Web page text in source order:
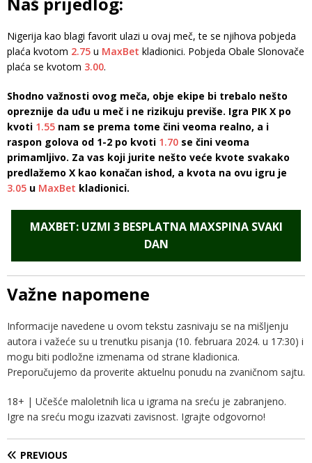
Nigerija kao blagi favorit ulazi u ovaj meč, te se njihova pobjeda
plaća kvotom 2.75 u MaxBet kladionici. Pobjeda Obale Slonovače
plaća se kvotom 3.00.
Shodno važnosti ovog meča, obje ekipe bi trebalo nešto
opreznije da uđu u meč i ne rizikuju previše. Igra PIK X po
kvoti 1.55 nam se prema tome čini veoma realno, a i
raspon golova od 1-2 po kvoti 1.70 se čini veoma
primamljivo. Za vas koji jurite nešto veće kvote svakako
predlažemo X kao konačan ishod, a kvota na ovu igru je
3.05 u MaxBet kladionici.
MAXBET: UZMI 3 BESPLATNA MAXSPINA SVAKI
DAN
Važne napomene
Informacije navedene u ovom tekstu zasnivaju se na mišljenju
autora i važeće su u trenutku pisanja (10. februara 2024. u 17:30) i
mogu biti podložne izmenama od strane kladionica.
Preporučujemo da proverite aktuelnu ponudu na zvaničnom sajtu.
18+ | Učešće maloletnih lica u igrama na sreću je zabranjeno.
Igre na sreću mogu izazvati zavisnost. Igrajte odgovorno!
PREVIOUS